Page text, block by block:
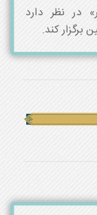
در نظر دارد
کند.